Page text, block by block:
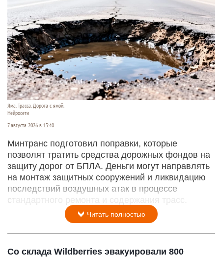
Яма. Трасса. Дорога с ямой.
Нейросети
7 августа 2026 в 13:40
Минтранс подготовил поправки, которые
позволят тратить средства дорожных фондов на
защиту дорог от БПЛА. Деньги могут направлять
на монтаж защитных сооружений и ликвидацию
последствий воздушных атак в процессе
стандартного ремонта и содержания трасс.
Читать полностью
Со склада Wildberries эвакуировали 800